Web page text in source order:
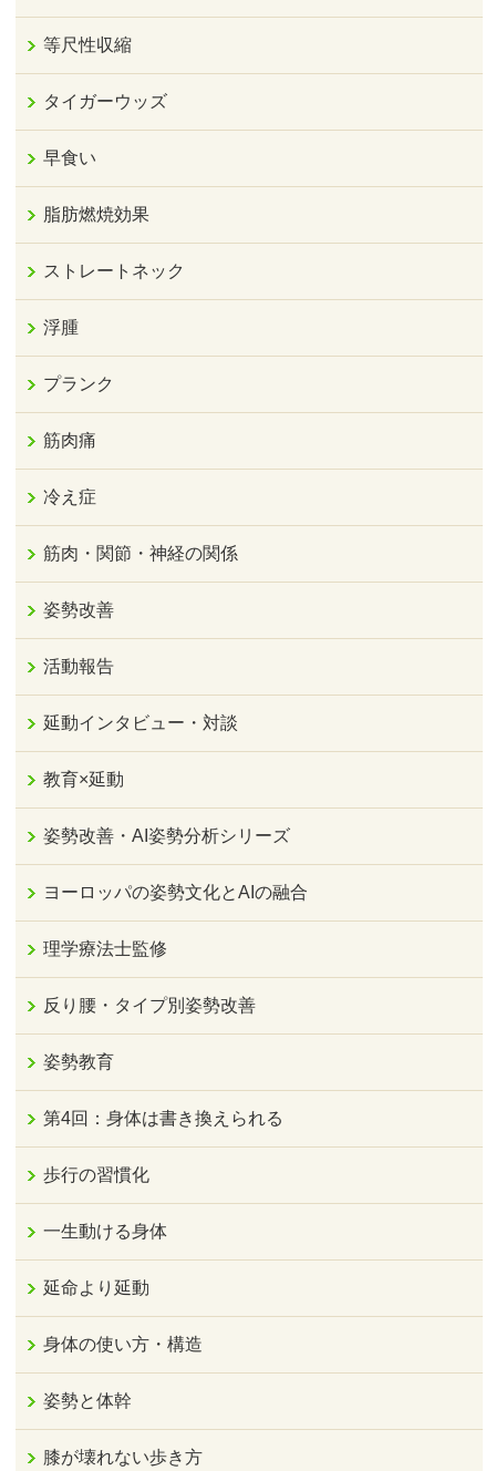
等尺性収縮
タイガーウッズ
早食い
脂肪燃焼効果
ストレートネック
浮腫
プランク
筋肉痛
冷え症
筋肉・関節・神経の関係
姿勢改善
活動報告
延動インタビュー・対談
教育×延動
姿勢改善・AI姿勢分析シリーズ
ヨーロッパの姿勢文化とAIの融合
理学療法士監修
反り腰・タイプ別姿勢改善
姿勢教育
第4回：身体は書き換えられる
歩行の習慣化
一生動ける身体
延命より延動
身体の使い方・構造
姿勢と体幹
膝が壊れない歩き方